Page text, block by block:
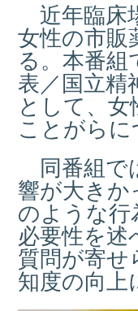
近年臨床
女性の市販
る。本番
表／国立精
として、
ことがら
同番組で
響が大き
のような行
必要性を述
質問が寄せ
知度の向上